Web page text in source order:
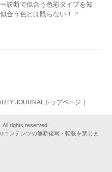
診断で似合う色彩タイプを知
合う色とは限らない！？
JOURNALトップページ ｜
rights reserved.
ンテンツの無断複写・転載を禁じま